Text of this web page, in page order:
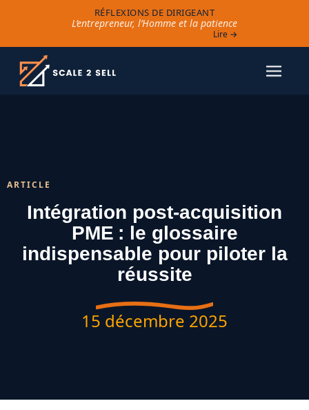
RÉFLEXIONS DE DIRIGEANT
L’entrepreneur, l’Homme et la patience
Lire →
ARTICLE
Intégration post-acquisition
PME : le glossaire
indispensable pour piloter la
réussite
15 décembre 2025